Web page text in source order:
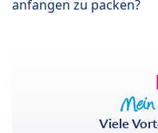
anfangen zu packen?
Viele